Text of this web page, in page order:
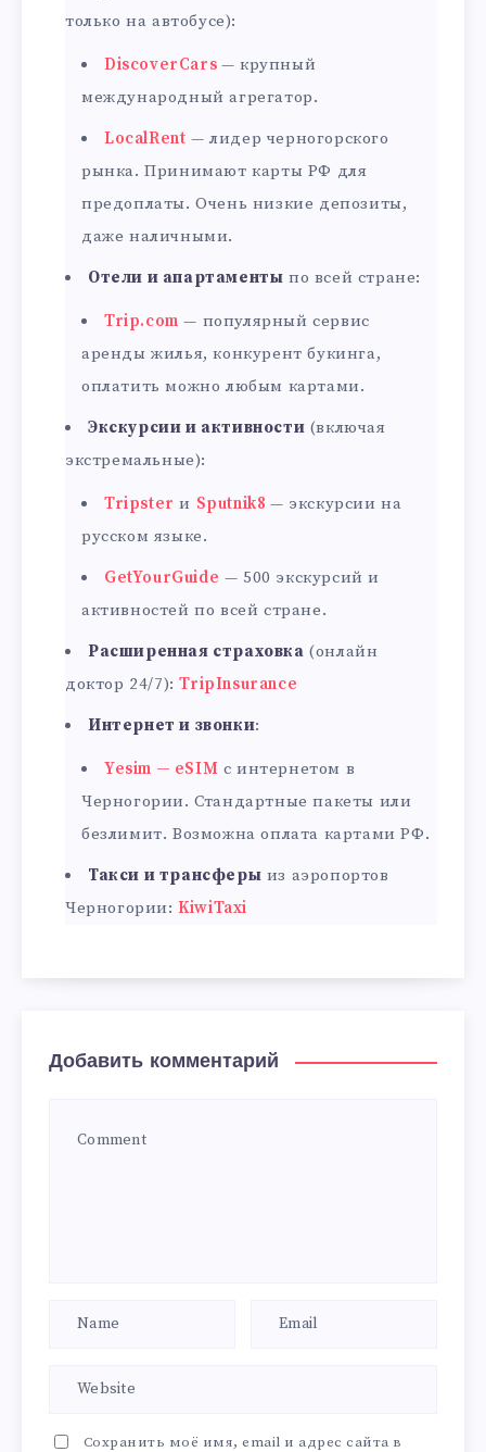
только на автобусе):
DiscoverCars — крупный
международный агрегатор.
LocalRent — лидер черногорского
рынка. Принимают карты РФ для
предоплаты. Очень низкие депозиты,
даже наличными.
Отели и апартаменты по всей стране:
Trip.com — популярный сервис
аренды жилья, конкурент букинга,
оплатить можно любым картами.
Экскурсии и активности (включая
экстремальные):
Tripster и Sputnik8— экскурсии на
русском языке.
GetYourGuide — 500 экскурсий и
активностей по всей стране.
Расширенная страховка (онлайн
доктор 24/7):TripInsurance
Интернет и звонки:
Yesim — eSIM с интернетом в
Черногории. Стандартные пакеты или
безлимит. Возможна оплата картами РФ.
Такси и трансферы из аэропортов
Черногории:KiwiTaxi
Добавить комментарий
Сохранить моё имя, email и адрес сайта в